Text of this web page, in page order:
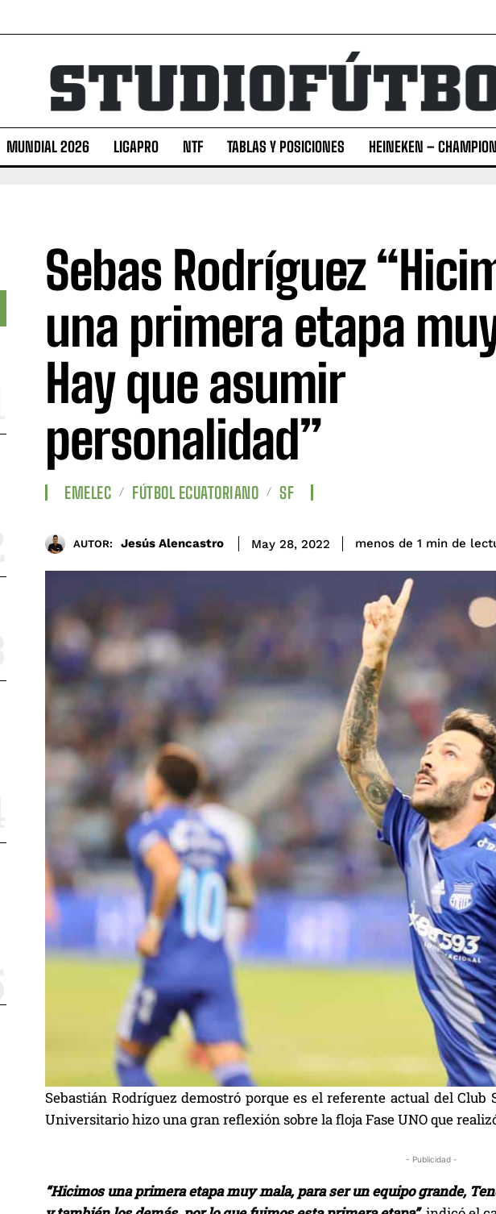
MUNDIAL 2026 LIGAPRO NTF TABLAS Y POSICIONES HEINEKEN –
Sebas Rodríguez
una primera etapa
Hay que asumir
personalidad”
EMELEC FÚTBOL ECUATORIANO SF
AUTOR: Jesús Alencastro May 28, 2022 menos de 1 min de
Sebastián Rodríguez demostró porque es el referente actual del
Universitario hizo una gran reflexión sobre la floja Fase UNO que
- Publicidad -
“Hicimos una primera etapa muy mala, para ser un equipo grande,